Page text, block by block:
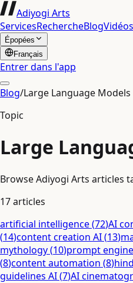
Adiyogi Arts
ServicesRechercheBlogVidéos
Épopées
Français
Entrer dans l'app
Blog/Large Language Models
Topic
Large
Browse Adiyogi Arts articles
17articles
artificial intelligence(72)AI
(14)content creation AI(13)
mythology(10)prompt
(8)content automation (8)
guidelines AI(7)AI